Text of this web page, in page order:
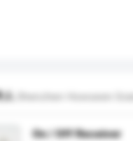
人 Shenzhen Howseen
On / Off Receiver